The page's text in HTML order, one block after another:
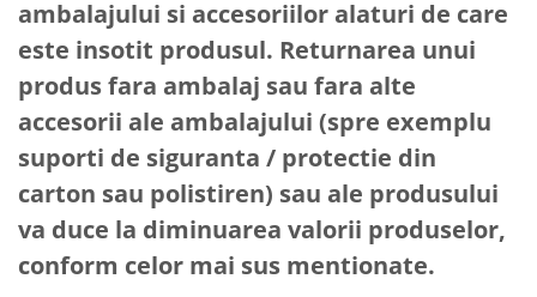
ambalajului si accesoriilor alaturi de care
este insotit produsul. Returnarea unui
produs fara ambalaj sau fara alte
accesorii ale ambalajului (spre exemplu
suporti de siguranta / protectie din
carton sau polistiren) sau ale produsului
va duce la diminuarea valorii produselor,
conform celor mai sus mentionate.